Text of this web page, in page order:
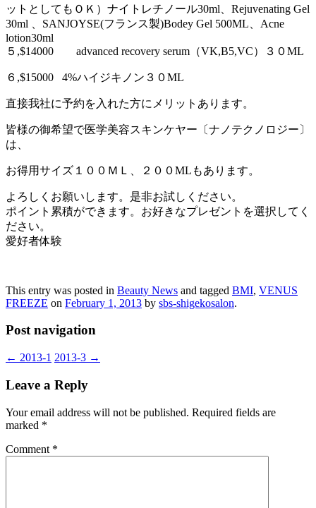
ットとしてもＯＫ）ナイトレチノール30ml、Rejuvenating Gel
30ml 、SANJOYSE(フランス製)Bodey Gel 500ML、Acne
lotion30ml
５,$14000 advanced recovery serum（VK,B5,VC）３０ML
６,$15000 4%ハイジキノン３０ML
直接我社に予約を入れた方にメリットあります。
皆様の御希望で医学美容スキンケヤー〔ナノテクノロジー〕
は、
お得用サイズ１００ＭＬ、２００MLもあります。
よろしくお願いします。是非お試しください。
ポイント累積ができます。お好きなプレゼントを選択してく
ださい。
愛好者体験
This entry was posted in Beauty News and tagged BMI, VENUS
FREEZE on February 1, 2013 by sbs-shigekosalon.
Post navigation
← 2013-1 2013-3 →
Leave a Reply
Your email address will not be published. Required fields are
marked *
Comment *